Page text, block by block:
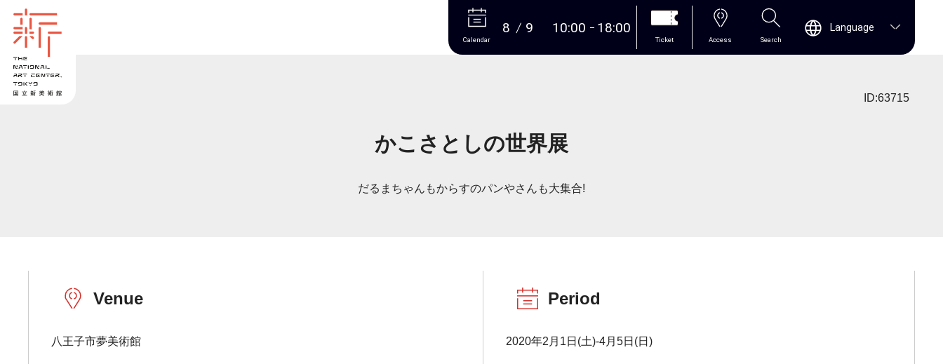
More
Calendar
8 9 10:00 18:00
Ticket Access Search
Language
ID:63715
かこさとしの世界展
だるまちゃんもからすのパンやさんも大集合!
Venue
八王子市夢美術館
Period
2020年2月1日(土)-4月5日(日)